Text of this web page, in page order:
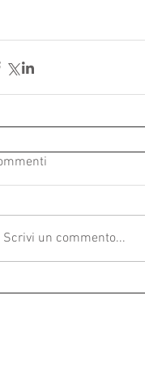
Scrivi un commento...